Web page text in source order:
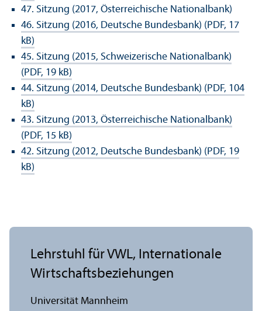
47. Sitzung (2017, Österreichische Nationalbank)
46. Sitzung (2016, Deutsche Bundes­bank) (PDF, 17
kB)
45. Sitzung (2015, Schweizerische Nationalbank)
(PDF, 19 kB)
44. Sitzung (2014, Deutsche Bundes­bank) (PDF, 104
kB)
43. Sitzung (2013, Österreichische Nationalbank)
(PDF, 15 kB)
42. Sitzung (2012, Deutsche Bundes­bank) (PDF, 19
kB)
Lehr­stuhl für VWL, Internationale
Wirtschafts­beziehungen
Universität Mannheim